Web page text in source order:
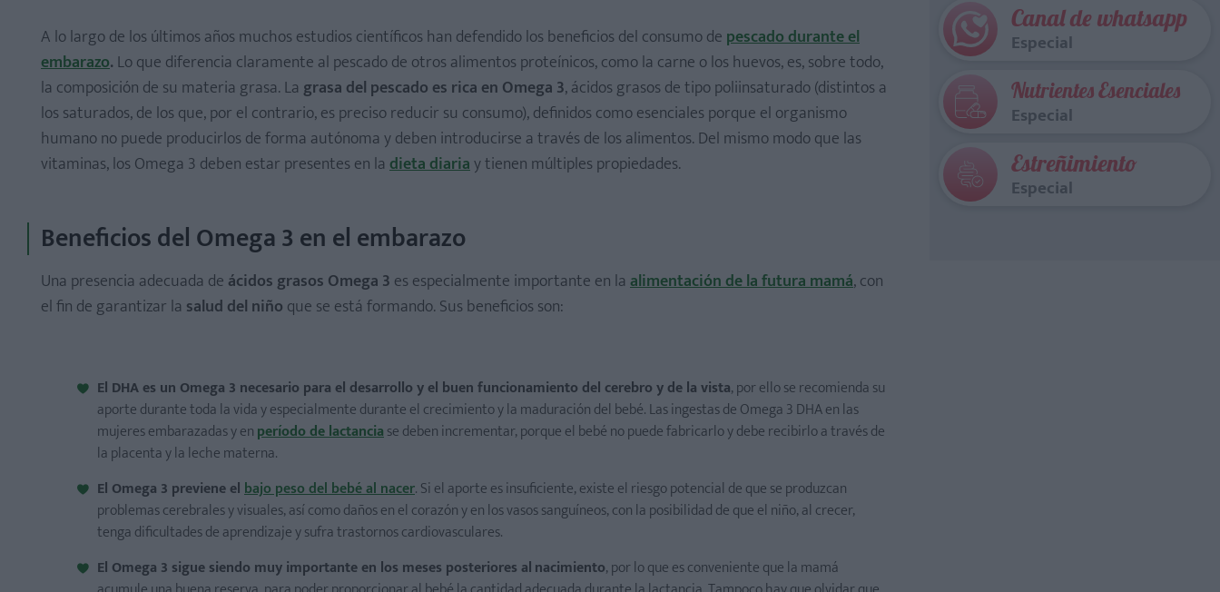
A lo largo de los últimos años muchos estudios científicos han defendido los beneficios del consumo de pescado durante el
embarazo. Lo que diferencia claramente al pescado de otros alimentos proteínicos, como la carne o los huevos, es, sobre todo,
la composición de su materia grasa. La grasa del pescado es rica en Omega 3, ácidos grasos de tipo poliinsaturado (distintos a
los saturados, de los que, por el contrario, es preciso reducir su consumo), definidos como esenciales porque el organismo
humano no puede producirlos de forma autónoma y deben introducirse a través de los alimentos. Del mismo modo que las
vitaminas, los Omega 3 deben estar presentes en la dieta diariay tienen múltiples propiedades.
Beneficios del Omega 3 en el embarazo
Una presencia adecuada de ácidos grasos Omega 3 es especialmente importante en la alimentación de la futura mamá, con
el fin de garantizar la salud del niño que se está formando. Sus beneficios son:
El DHA es un Omega 3 necesario para el desarrollo y el buen funcionamiento del cerebro y de la vista, por ello se recomienda su
aporte durante toda la vida y especialmente durante el crecimiento y la maduración del bebé. Las ingestas de Omega 3 DHA en las
mujeres embarazadas y enperíodo de lactanciase deben incrementar, porque el bebé no puede fabricarlo y debe recibirlo a través de
la placenta y la leche materna.
El Omega 3 previene elbajo peso del bebé al nacer. Si el aporte es insuficiente, existe el riesgo potencial de que se produzcan
problemas cerebrales y visuales, así como daños en el corazón y en los vasos sanguíneos, con la posibilidad de que el niño, al crecer,
tenga dificultades de aprendizaje y sufra trastornos cardiovasculares.
El Omega 3 sigue siendo muy importante en los meses posteriores alnacimiento, por lo que es conveniente que la mamá
Canal de whatsapp
Especial
Nutrientes Esenciales
Especial
Estreñimiento
Especial